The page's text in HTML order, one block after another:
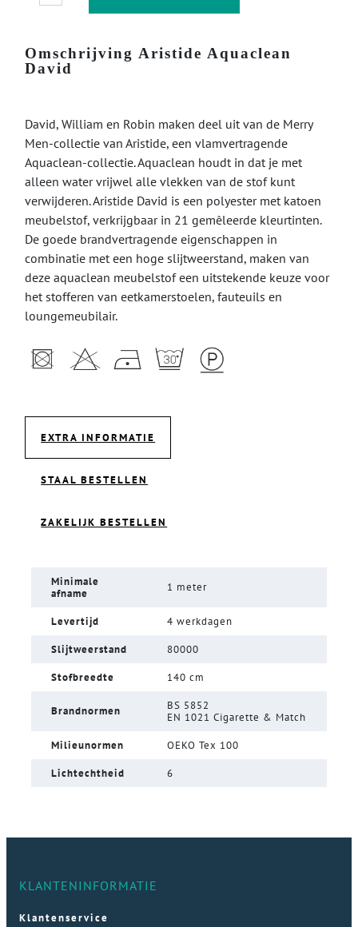
Omschrijving Aristide Aquaclean
David
David, William en Robin maken deel uit van de Merry
Men-collectie van Aristide, een vlamvertragende
Aquaclean-collectie. Aquaclean houdt in dat je met
alleen water vrijwel alle vlekken van de stof kunt
verwijderen. Aristide David is een polyester met katoen
meubelstof, verkrijgbaar in 21 gemêleerde kleurtinten.
De goede brandvertragende eigenschappen in
combinatie met een hoge slijtweerstand, maken van
deze aquaclean meubelstof een uitstekende keuze voor
het stofferen van eetkamerstoelen, fauteuils en
loungemeubilair.
EXTRA INFORMATIE
STAAL BESTELLEN
ZAKELIJK BESTELLEN
Minimale
afname
1 meter
Levertijd 4 werkdagen
Slijtweerstand 80000
Stofbreedte 140 cm
Brandnormen
BS 5852
EN 1021 Cigarette & Match
Milieunormen OEKO Tex 100
Lichtechtheid 6
KLANTENINFORMATIE
Klantenservice